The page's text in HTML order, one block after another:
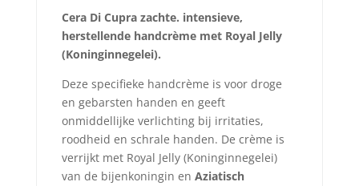
Cera Di Cupra zachte. intensieve,
herstellende handcrème met Royal Jelly
(Koninginnegelei).
Deze specifieke handcrème is voor droge
en gebarsten handen en geeft
onmiddellijke verlichting bij irritaties,
roodheid en schrale handen. De crème is
verrijkt met Royal Jelly (Koninginnegelei)
van de bijenkoningin en Aziatisch